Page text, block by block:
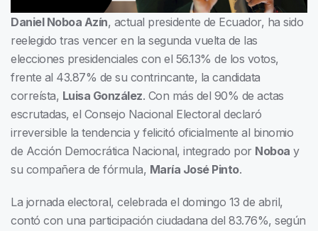
Daniel Noboa Azín, actual presidente de Ecuador, ha sido
reelegido tras vencer en la segunda vuelta de las
elecciones presidenciales con el 56.13% de los votos,
frente al 43.87% de su contrincante, la candidata
correísta, Luisa González. Con más del 90% de actas
escrutadas, el Consejo Nacional Electoral declaró
irreversible la tendencia y felicitó oficialmente al binomio
de Acción Democrática Nacional, integrado por Noboa y
su compañera de fórmula, María José Pinto.
La jornada electoral, celebrada el domingo 13 de abril,
contó con una participación ciudadana del 83.76%, según